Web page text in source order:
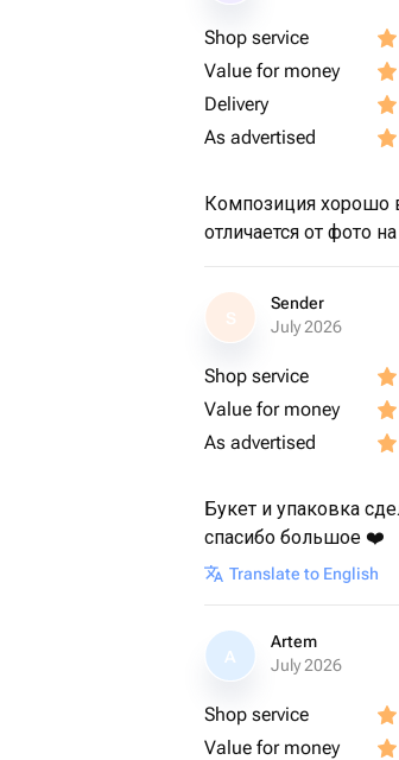
Shop service
Value for money
Delivery
As advertised
Композиция хорошо
отличается от фото
S
Sender
July 2026
Shop service
Value for money
As advertised
Букет и упаковка
спасибо большое ❤️
Translate to English
A
Artem
July 2026
Shop service
Value for money